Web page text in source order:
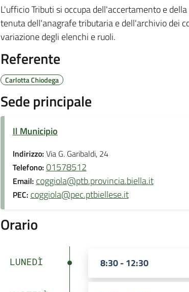
L'ufficio Tributi si occupa dell'accertamento e
tenuta dell'anagrafe tributaria e dell'archivio dei
variazione degli elenchi e ruoli.
Referente
Carlotta Chiodega
Sede principale
Il Municipio
Indirizzo: Via G. Garibaldi, 24
Telefono: 01578512
Email: coggiola@ptb.provincia.biella.it
PEC: coggiola@pec.ptbiellese.it
Orario
LUNEDÌ 8:30 - 12:30